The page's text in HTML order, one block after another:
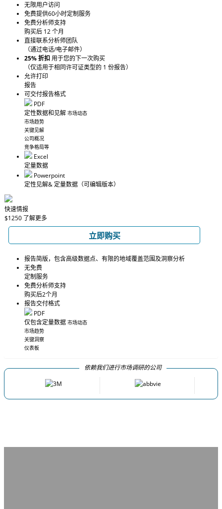
无限用户访问
免费提供60小时定制服务
免费分析师支持
购买后 12 个月
直接联系分析师团队
（通过电话/电子邮件）
25% 折扣用于您的下一次购买
（仅适用于相同许可证类型的 1 份报告）
允许打印
报告
可交付报告格式
PDF
定性数据和见解 市场动态
市场趋势
关键见解
公司概况
竞争格局等
Excel
定量数据
Powerpoint
定性见解& 定量数据 （可编辑版本）
快速情报
$1250 了解更多
立即购买
报告简版，包含高级数据点、有限的地域覆盖范围及洞察分析
无免费
定制服务
免费分析师支持
购买后2个月
报告交付格式
PDF
仅包含定量数据 市场动态
市场趋势
关键洞察
仪表板
依赖我们进行市场调研的公司